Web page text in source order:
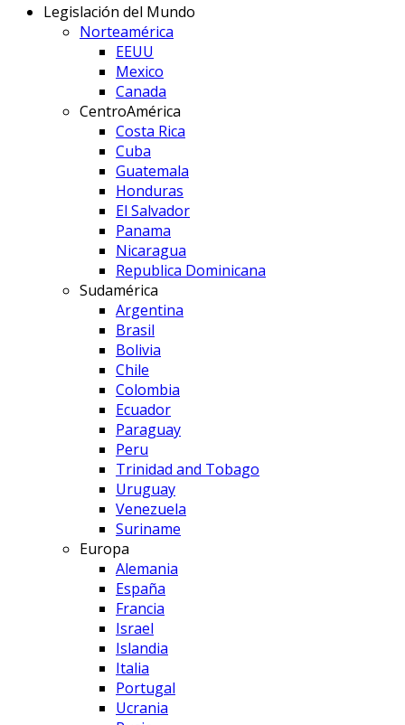
Legislación del Mundo
Norteamérica
EEUU
Mexico
Canada
CentroAmérica
Costa Rica
Cuba
Guatemala
Honduras
El Salvador
Panama
Nicaragua
Republica Dominicana
Sudamérica
Argentina
Brasil
Bolivia
Chile
Colombia
Ecuador
Paraguay
Peru
Trinidad and Tobago
Uruguay
Venezuela
Suriname
Europa
Alemania
España
Francia
Israel
Islandia
Italia
Portugal
Ucrania